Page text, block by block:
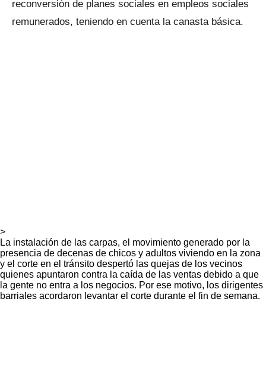
reconversión de planes sociales en empleos sociales
remunerados, teniendo en cuenta la canasta básica.
>
La instalación de las carpas, el movimiento generado por la
presencia de decenas de chicos y adultos viviendo en la zona
y el corte en el tránsito despertó las quejas de los vecinos
quienes apuntaron contra la caída de las ventas debido a que
la gente no entra a los negocios. Por ese motivo, los dirigentes
barriales acordaron levantar el corte durante el fin de semana.